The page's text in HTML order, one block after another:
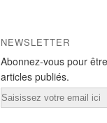
NEWSLETTER
Abonnez-vous pour
articles publiés.
Email